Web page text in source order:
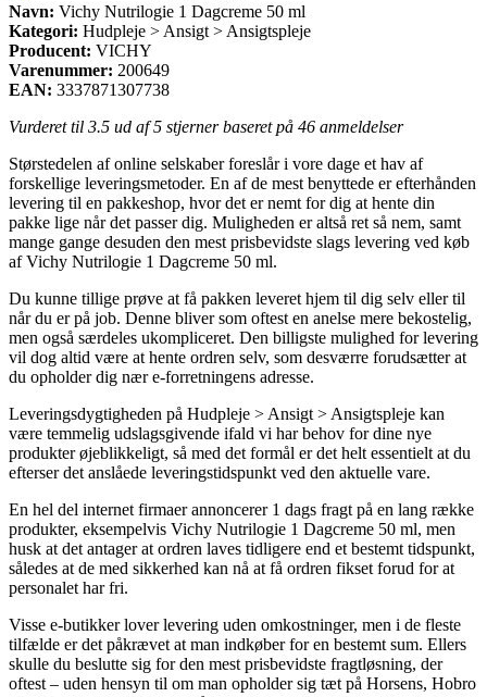
Navn: Vichy Nutrilogie 1 Dagcreme 50 ml
Kategori: Hudpleje > Ansigt > Ansigtspleje
Producent: VICHY
Varenummer: 200649
EAN: 3337871307738
Vurderet til 3.5 ud af 5 stjerner baseret på 46 anmeldelser
Størstedelen af online selskaber foreslår i vore dage et hav af
forskellige leveringsmetoder. En af de mest benyttede er efterhånden
levering til en pakkeshop, hvor det er nemt for dig at hente din
pakke lige når det passer dig. Muligheden er altså ret så nem, samt
mange gange desuden den mest prisbevidste slags levering ved køb
af Vichy Nutrilogie 1 Dagcreme 50 ml.
Du kunne tillige prøve at få pakken leveret hjem til dig selv eller til
når du er på job. Denne bliver som oftest en anelse mere bekostelig,
men også særdeles ukompliceret. Den billigste mulighed for levering
vil dog altid være at hente ordren selv, som desværre forudsætter at
du opholder dig nær e-forretningens adresse.
Leveringsdygtigheden på Hudpleje > Ansigt > Ansigtspleje kan
være temmelig udslagsgivende ifald vi har behov for dine nye
produkter øjeblikkeligt, så med det formål er det helt essentielt at du
efterser det anslåede leveringstidspunkt ved den aktuelle vare.
En hel del internet firmaer annoncerer 1 dags fragt på en lang række
produkter, eksempelvis Vichy Nutrilogie 1 Dagcreme 50 ml, men
husk at det antager at ordren laves tidligere end et bestemt tidspunkt,
således at de med sikkerhed kan nå at få ordren fikset forud for at
personalet har fri.
Visse e-butikker lover levering uden omkostninger, men i de fleste
tilfælde er det påkrævet at man indkøber for en bestemt sum. Ellers
skulle du beslutte sig for den mest prisbevidste fragtløsning, der
oftest – uden hensyn til om man opholder sig tæt på Horsens, Hobro